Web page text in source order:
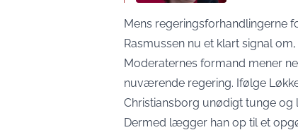
Mens regeringsforhandlingerne
Rasmussen nu et klart signal
Moderaternes formand mener
nuværende regering. Ifølge
Christiansborg unødigt tunge
Dermed lægger han op til et